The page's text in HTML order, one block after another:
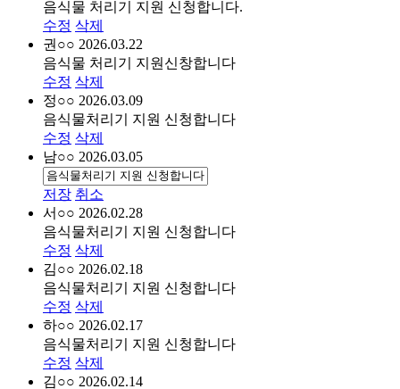
음식물 처리기 지원 신청합니다.
수정 삭제
권○○ 2026.03.22
음식물 처리기 지원신창합니다
수정 삭제
정○○ 2026.03.09
음식물처리기 지원 신청합니다
수정 삭제
남○○ 2026.03.05
저장 취소
서○○ 2026.02.28
음식물처리기 지원 신청합니다
수정 삭제
김○○ 2026.02.18
음식물처리기 지원 신청합니다
수정 삭제
하○○ 2026.02.17
음식물처리기 지원 신청합니다
수정 삭제
김○○ 2026.02.14